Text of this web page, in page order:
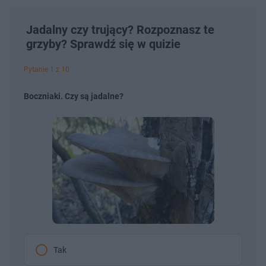
Jadalny czy trujący? Rozpoznasz te
grzyby? Sprawdź się w quizie
Pytanie 1 z 10
Boczniaki. Czy są jadalne?
Tak